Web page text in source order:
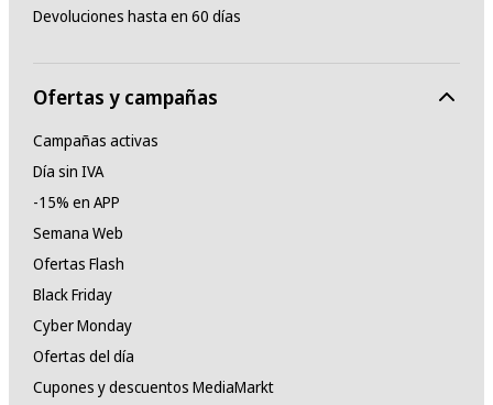
Devoluciones hasta en 60 días
Ofertas y campañas
Campañas activas
Día sin IVA
-15% en APP
Semana Web
Ofertas Flash
Black Friday
Cyber Monday
Ofertas del día
Cupones y descuentos MediaMarkt